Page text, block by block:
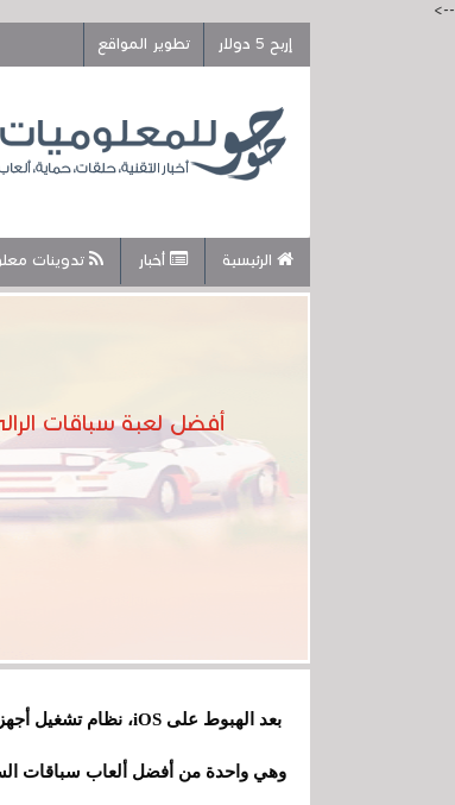
-->
إربح 5 دولار
تطوير المواقع
الرئيسية أخبار تدوينات
أفضل لعبة سباقات الرالي
وهي واحدة من أفضل ألعاب سباقات